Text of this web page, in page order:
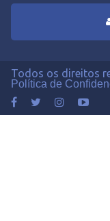
Todos os direitos
Política de